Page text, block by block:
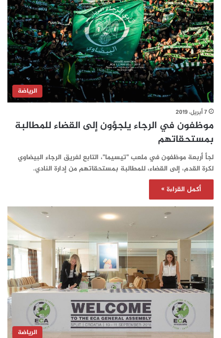
الرياضة
7 أبريل، 2019
موظفون في الرجاء يلجؤون إلى القضاء للمطالبة
بمستحقاتهم
لجأ أربعة موظفون في ملعب "تيسيما"، التابع لفريق الرجاء البيضاوي
لكرة القدم، إلى القضاء، للمطالبة بمستحقاتهم من إدارة النادي.
أكمل القراءة »
الرياضة